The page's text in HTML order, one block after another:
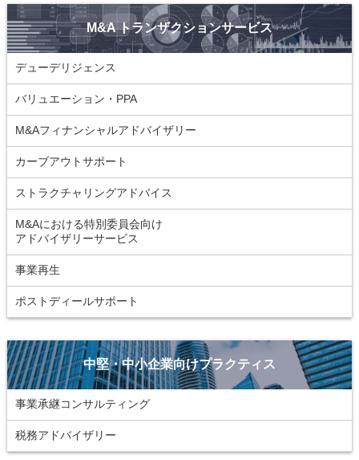
M&A トランザクションサービス
デューデリジェンス
バリュエーション・PPA
M&Aフィナンシャルアドバイザリー
カーブアウトサポート
ストラクチャリングアドバイス
M&Aにおける特別委員会向け
アドバイザリーサービス
事業再生
ポストディールサポート
中堅・中小企業向けプラクティス
事業承継コンサルティング
税務アドバイザリー